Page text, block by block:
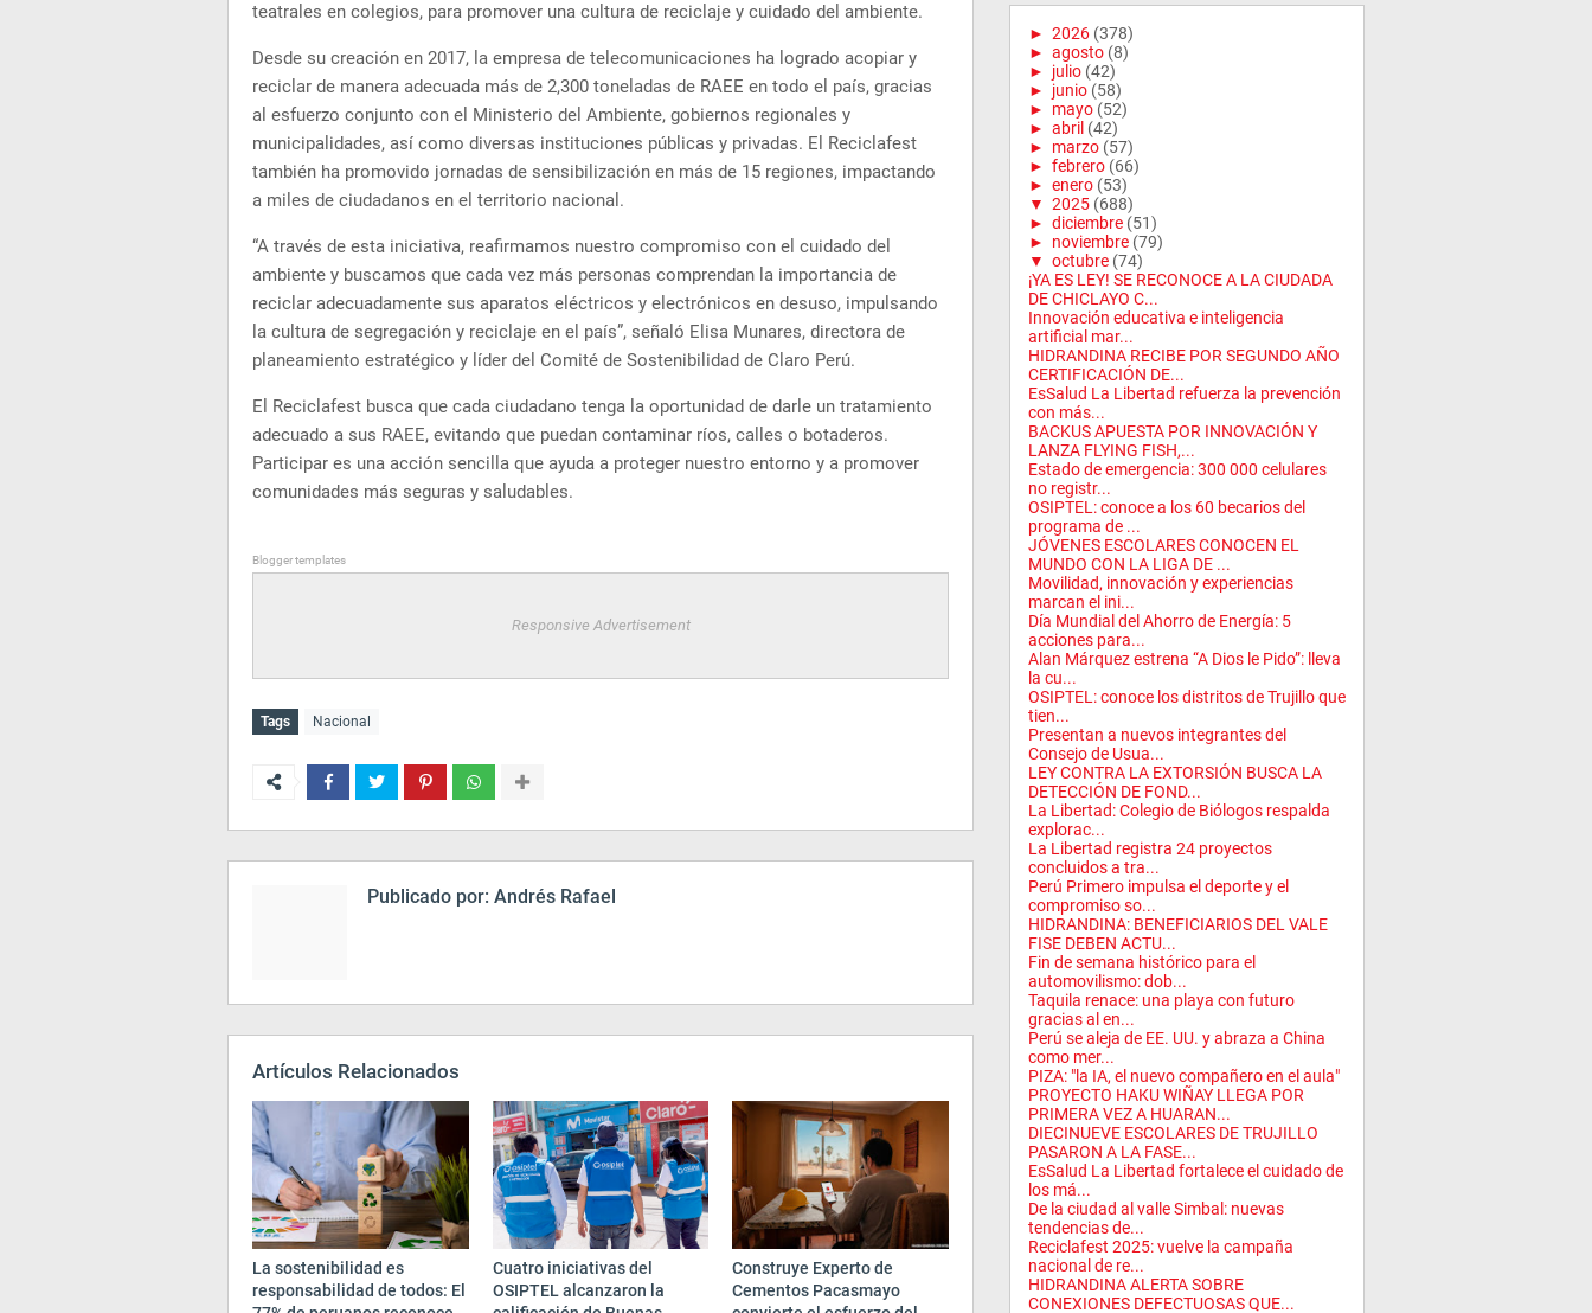
teatrales en colegios, para promover una cultura de reciclaje y cuidado del ambiente.
Desde su creación en 2017, la empresa de telecomunicaciones ha logrado acopiar y
reciclar de manera adecuada más de 2,300 toneladas de RAEE en todo el país, gracias
al esfuerzo conjunto con el Ministerio del Ambiente, gobiernos regionales y
municipalidades, así como diversas instituciones públicas y privadas. El Reciclafest
también ha promovido jornadas de sensibilización en más de 15 regiones, impactando
a miles de ciudadanos en el territorio nacional.
“A través de esta iniciativa, reafirmamos nuestro compromiso con el cuidado del
ambiente y buscamos que cada vez más personas comprendan la importancia de
reciclar adecuadamente sus aparatos eléctricos y electrónicos en desuso, impulsando
la cultura de segregación y reciclaje en el país”, señaló Elisa Munares, directora de
planeamiento estratégico y líder del Comité de Sostenibilidad de Claro Perú.
El Reciclafest busca que cada ciudadano tenga la oportunidad de darle un tratamiento
adecuado a sus RAEE, evitando que puedan contaminar ríos, calles o botaderos.
Participar es una acción sencilla que ayuda a proteger nuestro entorno y a promover
comunidades más seguras y saludables.
Blogger templates
Responsive Advertisement
Tags Nacional
Publicado por: Andrés Rafael
Artículos Relacionados
La sostenibilidad es
responsabilidad de todos: El
Cuatro iniciativas del
OSIPTEL alcanzaron la
Construye Experto de
Cementos Pacasmayo
► 2026 (378)
► agosto (8)
► julio (42)
► junio (58)
► mayo (52)
► abril (42)
► marzo (57)
► febrero (66)
► enero (53)
▼ 2025 (688)
► diciembre (51)
► noviembre (79)
▼ octubre (74)
¡YA ES LEY! SE RECONOCE A LA CIUDADA
DE CHICLAYO C...
Innovación educativa e inteligencia
artificial mar...
HIDRANDINA RECIBE POR SEGUNDO AÑO
CERTIFICACIÓN DE...
EsSalud La Libertad refuerza la prevención
con más...
BACKUS APUESTA POR INNOVACIÓN Y
LANZA FLYING FISH,...
Estado de emergencia: 300 000 celulares
no registr...
OSIPTEL: conoce a los 60 becarios del
programa de ...
JÓVENES ESCOLARES CONOCEN EL
MUNDO CON LA LIGA DE ...
Movilidad, innovación y experiencias
marcan el ini...
Día Mundial del Ahorro de Energía: 5
acciones para...
Alan Márquez estrena “A Dios le Pido”: lleva
la cu...
OSIPTEL: conoce los distritos de Trujillo que
tien...
Presentan a nuevos integrantes del
Consejo de Usua...
LEY CONTRA LA EXTORSIÓN BUSCA LA
DETECCIÓN DE FOND...
La Libertad: Colegio de Biólogos respalda
explorac...
La Libertad registra 24 proyectos
concluidos a tra...
Perú Primero impulsa el deporte y el
compromiso so...
HIDRANDINA: BENEFICIARIOS DEL VALE
FISE DEBEN ACTU...
Fin de semana histórico para el
automovilismo: dob...
Taquila renace: una playa con futuro
gracias al en...
Perú se aleja de EE. UU. y abraza a China
como mer...
PIZA: "la IA, el nuevo compañero en el aula"
PROYECTO HAKU WIÑAY LLEGA POR
PRIMERA VEZ A HUARAN...
DIECINUEVE ESCOLARES DE TRUJILLO
PASARON A LA FASE...
EsSalud La Libertad fortalece el cuidado de
los má...
De la ciudad al valle Simbal: nuevas
tendencias de...
Reciclafest 2025: vuelve la campaña
nacional de re...
HIDRANDINA ALERTA SOBRE
CONEXIONES DEFECTUOSAS QUE...